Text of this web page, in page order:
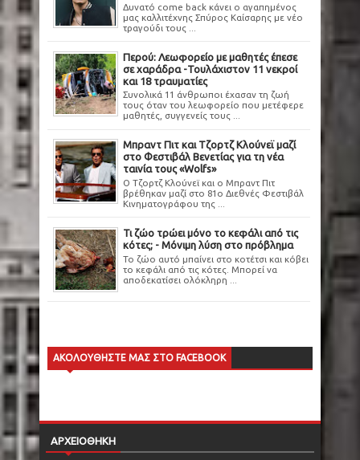
Δυνατό come back κάνει ο αγαπημένος
μας καλλιτέχνης Σπύρος Καίσαρης με νέο
τραγούδι τους ...
Περού: Λεωφορείο με μαθητές έπεσε
σε χαράδρα -Τουλάχιστον 11 νεκροί
και 18 τραυματίες
Συνολικά 11 άνθρωποι έχασαν τη ζωή
τους όταν του λεωφορείο που μετέφερε
μαθητές, συγγενείς τους ...
Μπραντ Πιτ και Τζορτζ Κλούνεϊ μαζί
στο Φεστιβάλ Βενετίας για τη νέα
ταινία τους «Wolfs»
Ο Τζορτζ Κλούνεϊ και ο Μπραντ Πιτ
βρέθηκαν μαζί στο 81ο Διεθνές Φεστιβάλ
Κινηματογράφου της ...
Τι ζώο τρώει μόνο το κεφάλι από τις
κότες; - Μόνιμη λύση στο πρόβλημα
Το ζώο αυτό μπαίνει στο κοτέτσι και κόβει
το κεφάλι από τις κότες. Μπορεί να
αποδεκατίσει ολόκληρη ...
ΑΚΟΛΟΥΘΗΣΤΕ ΜΑΣ ΣΤΟ FACEBOOK
ΑΡΧΕΙΟΘΗΚΗ